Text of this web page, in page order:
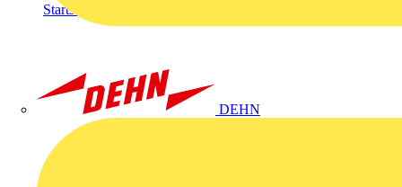
DEHN
Startseite